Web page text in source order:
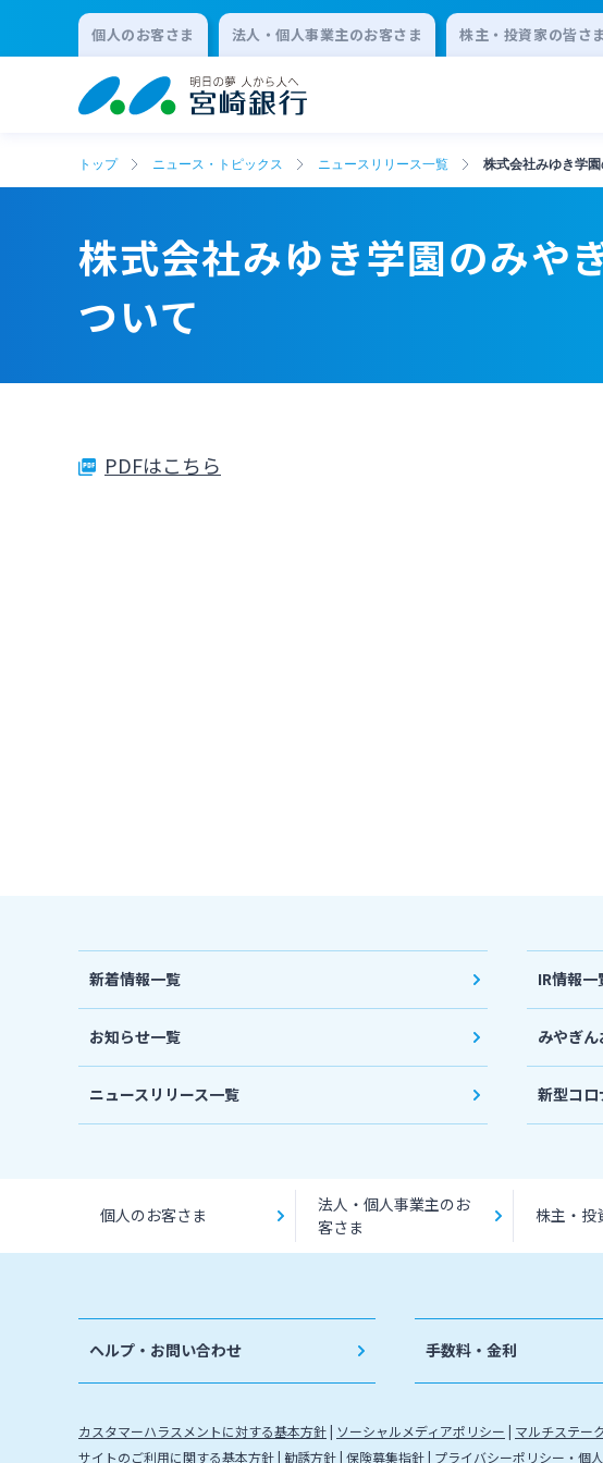
個人のお客さま 法人・個人事業主のお客さま 株主・投資家の皆さま
トップ ニュース・トピックス ニュースリリース一覧 株式会社みゆき学
株式会社みゆき学園のみや
ついて
PDFはこちら
新着情報一覧
お知らせ一覧
ニュースリリース一覧
IR情報一
みやぎ
新型コ
個人のお客さま
法人・個人事業主のお
客さま
株主・投
ヘルプ・お問い合わせ 手数料・金利
カスタマーハラスメントに対する基本方針 ソーシャルメディアポリシー マルチステー
サイトのご利用に関する基本方針 勧誘方針 保険募集指針 プライバシーポリシー・個